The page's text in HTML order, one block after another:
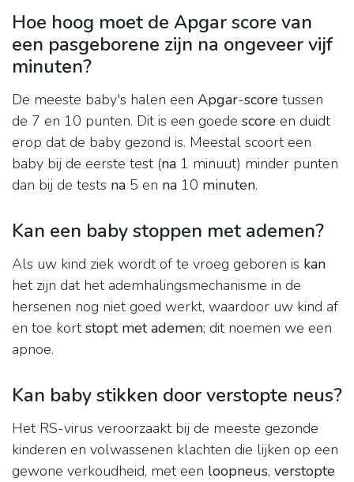
Hoe hoog moet de Apgar score van
een pasgeborene zijn na ongeveer vijf
minuten?
De meeste baby's halen een Apgar-score tussen
de 7 en 10 punten. Dit is een goede score en duidt
erop dat de baby gezond is. Meestal scoort een
baby bij de eerste test (na 1 minuut) minder punten
dan bij de tests na 5 en na 10 minuten.
Kan een baby stoppen met ademen?
Als uw kind ziek wordt of te vroeg geboren is kan
het zijn dat het ademhalingsmechanisme in de
hersenen nog niet goed werkt, waardoor uw kind af
en toe kortstopt met ademen; dit noemen we een
apnoe.
Kan baby stikken door verstopte neus?
Het RS-virus veroorzaakt bij de meeste gezonde
kinderen en volwassenen klachten die lijken op een
gewone verkoudheid, met een loopneus, verstopte